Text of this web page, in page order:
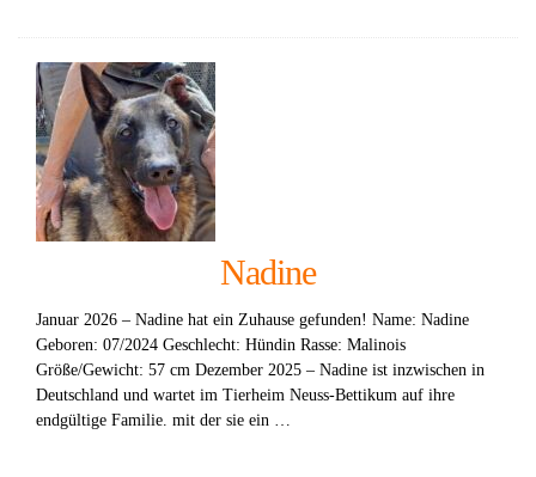
Nadine
Januar 2026 – Nadine hat ein Zuhause gefunden! Name: Nadine
Geboren: 07/2024 Geschlecht: Hündin Rasse: Malinois
Größe/Gewicht: 57 cm Dezember 2025 – Nadine ist inzwischen in
Deutschland und wartet im Tierheim Neuss-Bettikum auf ihre
endgültige Familie. mit der sie ein …